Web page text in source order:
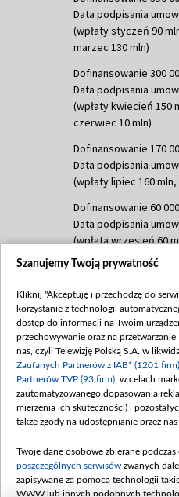
Data podpisania
(wpłaty styczeń 90
marzec 130 mln)
Dofinansowanie 300
Data podpisania
(wpłaty kwiecień 150
czerwiec 10 mln)
Dofinansowanie 170
Data podpisania
(wpłaty lipiec 160
Dofinansowanie 60
Data podpisania
(wpłata wrzesień 60
Dofinansowanie 635
(wpłata wrzesień 100
mln, listopad 265 mln)
Dofinansowanie 48
Data podpisania
(wpłata grudzień
Dofinansowanie 900
Data podpisania
kwiecień 180 mln, 7
czerwca 90 mln)
Dofinansowanie 250
Szanujemy Twoją prywatność
Kliknij "Akceptuję i przechodzę do
korzystanie z technologii
dostęp do informacji na Twoim
przechowywanie oraz na
nas, czyli Telewizję Polską S.A. w
Zaufanych Partnerów z IAB* (1201 firm)
Partnerów TVP (93 firm) , w celach
zautomatyzowanego dopasowania
mierzenia ich skuteczności) i
także zgody na udostępnianie przez
Twoje dane osobowe zbierane
poszczególnych serwisów zwanych
zapisywane za pomocą technologii
WWW lub innych podobnych